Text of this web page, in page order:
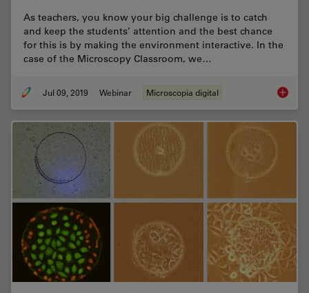
As teachers, you know your big challenge is to catch
and keep the students’ attention and the best chance
for this is by making the environment interactive. In the
case of the Microscopy Classroom, we…
Jul 09, 2019 Webinar Microscopia digital Digital